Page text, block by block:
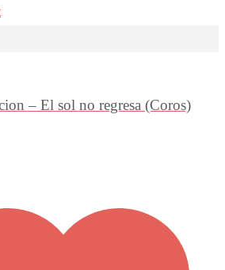
– El sol no regresa (Coros)